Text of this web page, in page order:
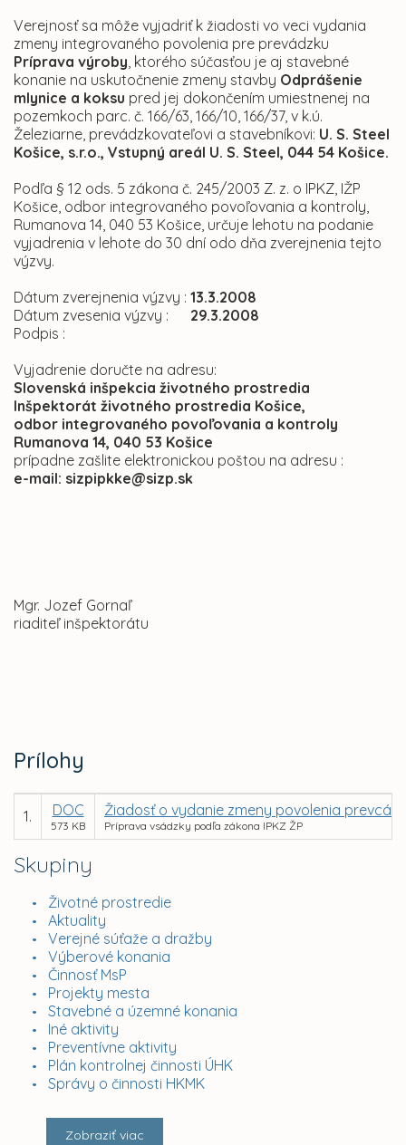
Skupiny
Životné prostredie
Aktuality
Verejné súťaže a dražby
Výberové konania
Činnosť MsP
Projekty mesta
Stavebné a územné konania
Iné aktivity
Preventívne aktivity
Plán kontrolnej činnosti ÚHK
Správy o činnosti HKMK
Zobraziť viac
Verejnosť sa môže vyjadriť k žiadosti vo veci vydania
zmeny integrovaného povolenia pre prevádzku
Príprava výroby, ktorého súčasťou je aj stavebné
konanie na uskutočnenie zmeny stavby Odprášenie
mlynice a koksu pred jej dokončením umiestnenej na
pozemkoch parc. č. 166/63, 166/10, 166/37, v k.ú.
Železiarne, prevádzkovateľovi a stavebníkovi: U. S. Steel
Košice, s.r.o., Vstupný areál U. S. Steel, 044 54 Košice.
Podľa § 12 ods. 5 zákona č. 245/2003 Z. z. o IPKZ, IŽP
Košice, odbor integrovaného povoľovania a kontroly,
Rumanova 14, 040 53 Košice, určuje lehotu na podanie
vyjadrenia v lehote do 30 dní odo dňa zverejnenia tejto
výzvy.
Dátum zverejnenia výzvy : 13.3.2008
Dátum zvesenia výzvy : 29.3.2008
Podpis :
Vyjadrenie doručte na adresu:
Slovenská inšpekcia životného prostredia
Inšpektorát životného prostredia Košice,
odbor integrovaného povoľovania a kontroly
Rumanova 14, 040 53 Košice
prípadne zašlite elektronickou poštou na adresu :
e-mail: sizpipkke@sizp.sk
Mgr. Jozef Gornaľ
riaditeľ inšpektorátu
Prílohy
1. DOC
573 KB
Žiadosť o vydanie zmeny povolenia
Príprava vsádzky podľa zákona IPKZ ŽP